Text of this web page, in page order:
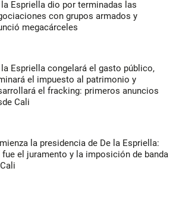
la Espriella dio por terminadas las
con grupos armados y
megacárceles
la Espriella congelará el gasto público,
el impuesto al patrimonio y
el fracking: primeros anuncios
Cali
la presidencia de De la Espriella:
fue el juramento y la imposición de banda